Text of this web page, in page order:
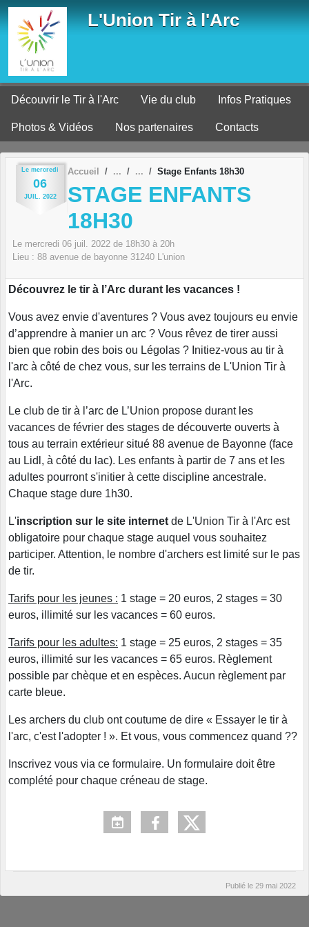
L'Union Tir à l'Arc
Découvrir le Tir à l'Arc Vie du club Infos Pratiques
Photos & Vidéos Nos partenaires Contacts
Le mercredi
06
JUIL. 2022
Accueil Stage Enfants 18h30
STAGE ENFANTS
18H30
Le mercredi 06 juil. 2022 de 18h30 à 20h
Lieu : 88 avenue de bayonne 31240 L'union
Découvrez le tir à l’Arc durant les vacances !
Vous avez envie d'aventures ? Vous avez toujours eu envie
d’apprendre à manier un arc ? Vous rêvez de tirer aussi
bien que robin des bois ou Légolas ? Initiez-vous au tir à
l'arc à côté de chez vous, sur les terrains de L'Union Tir à
l'Arc.
Le club de tir à l’arc de L’Union propose durant les
vacances de février des stages de découverte ouverts à
tous au terrain extérieur situé 88 avenue de Bayonne (face
au Lidl, à côté du lac). Les enfants à partir de 7 ans et les
adultes pourront s'initier à cette discipline ancestrale.
Chaque stage dure 1h30.
L'inscription sur le site internet de L'Union Tir à l'Arc est
obligatoire pour chaque stage auquel vous souhaitez
participer. Attention, le nombre d'archers est limité sur le pas
de tir.
Tarifs pour les jeunes : 1 stage = 20 euros, 2 stages = 30
euros, illimité sur les vacances = 60 euros.
Tarifs pour les adultes: 1 stage = 25 euros, 2 stages = 35
euros, illimité sur les vacances = 65 euros. Règlement
possible par chèque et en espèces. Aucun règlement par
carte bleue.
Les archers du club ont coutume de dire « Essayer le tir à
l'arc, c'est l'adopter ! ». Et vous, vous commencez quand ??
Inscrivez vous via ce formulaire. Un formulaire doit être
complété pour chaque créneau de stage.
Publié le 29 mai 2022
Panneau de gestion des cookies